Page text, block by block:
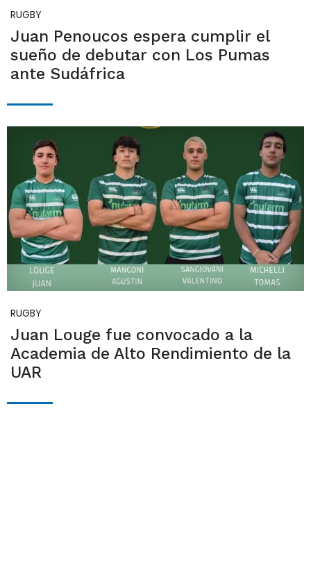
RUGBY
Juan Penoucos espera cumplir el
sueño de debutar con Los Pumas
ante Sudáfrica
RUGBY
Juan Louge fue convocado a la
Academia de Alto Rendimiento de la
UAR